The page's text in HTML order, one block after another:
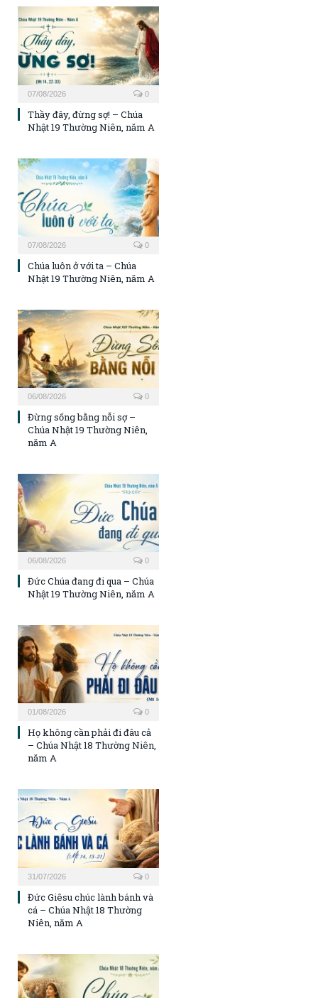
07/08/2026 0
Thầy đây, đừng sợ! – Chúa
Nhật 19 Thường Niên, năm A
07/08/2026 0
Chúa luôn ở với ta – Chúa
Nhật 19 Thường Niên, năm A
06/08/2026 0
Đừng sống bằng nỗi sợ –
Chúa Nhật 19 Thường Niên,
năm A
06/08/2026 0
Đức Chúa đang đi qua – Chúa
Nhật 19 Thường Niên, năm A
01/08/2026 0
Họ không cần phải đi đâu cả
– Chúa Nhật 18 Thường Niên,
năm A
31/07/2026 0
Đức Giêsu chúc lành bánh và
cá – Chúa Nhật 18 Thường
Niên, năm A